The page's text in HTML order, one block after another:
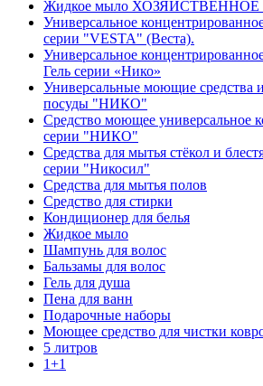
Жидкое мыло ХОЗЯЙСТВЕННОЕ
Универсальное
серии "VESTA" (Веста).
Универсальное
Гель серии «Нико»
Универсальные моющие средства
посуды "НИКО"
Средство моющее универсальное
серии "НИКО"
Средства для мытья стёкол и
серии "Никосил"
Средства для мытья полов
Средство для стирки
Кондиционер для белья
Жидкое мыло
Шампунь для волос
Бальзамы для волос
Гель для душа
Пена для ванн
Подарочные наборы
Моющее средство для чистки
5 литров
1+1